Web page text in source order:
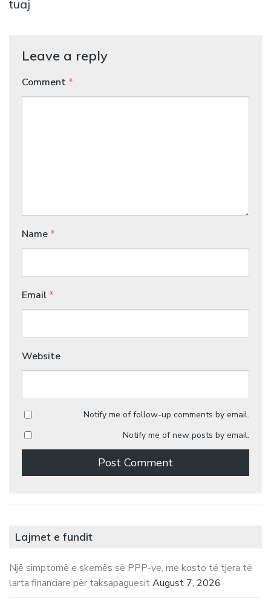
tuaj
Leave a reply
Comment *
Name *
Email *
Website
Notify me of follow-up comments by email.
Notify me of new posts by email.
Lajmet e fundit
Një simptomë e skemës së PPP-ve, me kosto të tjera të
larta financiare për taksapaguesitAugust 7, 2026